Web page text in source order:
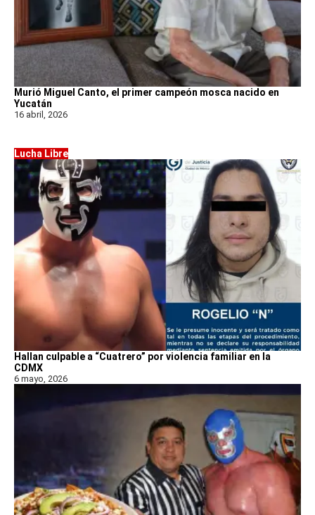
Murió Miguel Canto, el primer campeón mosca nacido en
Yucatán
16 abril, 2026
Lucha Libre
Hallan culpable a “Cuatrero” por violencia familiar en la
CDMX
6 mayo, 2026